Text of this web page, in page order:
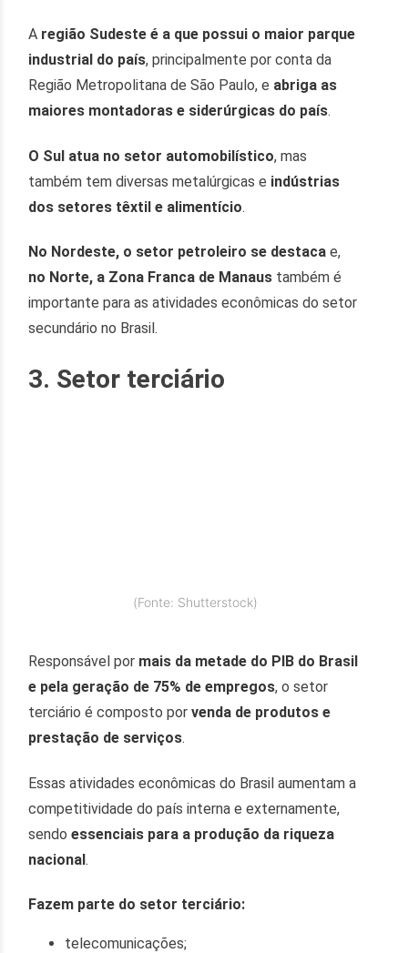
A região Sudeste é a que possui o maior parque
industrial do país, principalmente por conta da
Região Metropolitana de São Paulo, e abriga as
maiores montadoras e siderúrgicas do país.
O Sul atua no setor automobilístico, mas
também tem diversas metalúrgicas e indústrias
dos setores têxtil e alimentício.
No Nordeste, o setor petroleiro se destaca e,
no Norte, a Zona Franca de Manaus também é
importante para as atividades econômicas do setor
secundário no Brasil.
3. Setor terciário
(Fonte: Shutterstock)
Responsável por mais da metade do PIB do Brasil
e pela geração de 75% de empregos, o setor
terciário é composto porvenda de produtos e
prestação de serviços.
Essas atividades econômicas do Brasil aumentam a
competitividade do país interna e externamente,
sendoessenciais para a produção da riqueza
nacional.
Fazem parte do setor terciário:
telecomunicações;